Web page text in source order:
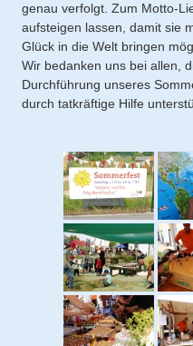
genau verfolgt. Zum Motto-
aufsteigen lassen, damit sie
Glück in die Welt bringen
Wir bedanken uns bei allen,
Durchführung unseres
durch tatkräftige Hilfe